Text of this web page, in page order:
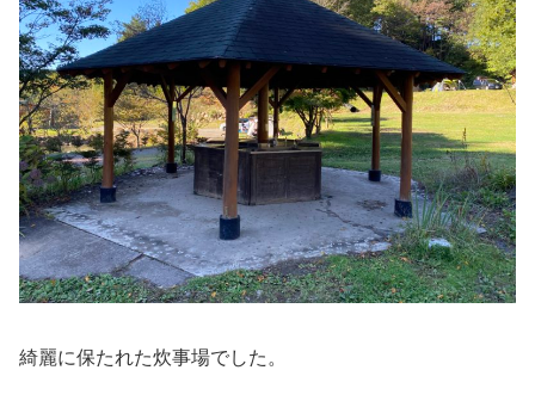
綺麗に保たれた炊事場でした。